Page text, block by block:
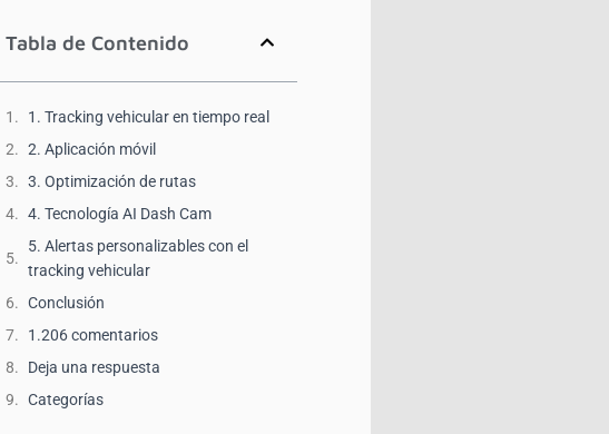
Tabla de Contenido
1. Tracking vehicular en tiempo real
2. Aplicación móvil
3. Optimización de rutas
4. Tecnología AI Dash Cam
5. Alertas personalizables con el
tracking vehicular
Conclusión
1.206 comentarios
Deja una respuesta
Categorías